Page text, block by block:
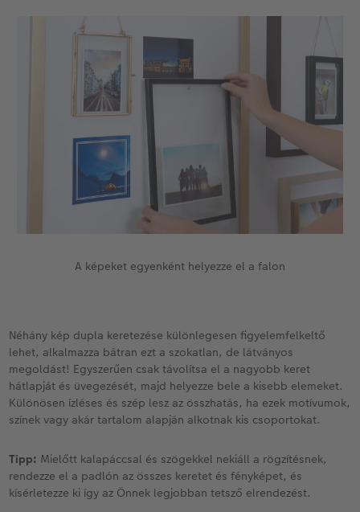
A képeket egyenként helyezze el a falon
Néhány kép dupla keretezése különlegesen figyelemfelkeltő
lehet, alkalmazza bátran ezt a szokatlan, de látványos
megoldást! Egyszerűen csak távolítsa el a nagyobb keret
hátlapját és üvegezését, majd helyezze bele a kisebb elemeket.
Különösen ízléses és szép lesz az összhatás, ha ezek motívumok,
színek vagy akár tartalom alapján alkotnak kis csoportokat.
Tipp: Mielőtt kalapáccsal és szögekkel nekiáll a rögzítésnek,
rendezze el a padlón az összes keretet és fényképet, és
kísérletezze ki így az Önnek legjobban tetsző elrendezést.